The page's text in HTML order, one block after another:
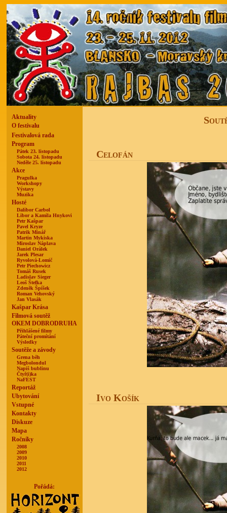
Aktuality
O festivalu
Festivalová rada
Program
Pátek 23. listopadu
Sobota 24. listopadu
Neděle 25. listopadu
Akce
Pragulka
Workshopy
Výstavy
Muzika
Hosté
Dalibor Carbol
Libor a Kamila Hnykovi
Petr Kašpar
Pavel Kryze
Patrik Minář
Martin Mykiska
Miroslav Náplava
Daniel Orálek
Jarek Plesar
Ryvolová-Lomič
Petr Piechowicz
Tomáš Rusek
Ladislav Sieger
Leoš Štefka
Zdeněk Špíšek
Roman Vehovský
Jan Vlasák
Kašpar Krása
Filmová soutěž
OKEM DOBRODRUHA
Přihlášené filmy
Páteční promítání
Výsledky
Soutěže a závody
Grena běh
Megbolondul
Napiš bublinu
Čtyř(i)ka
NaFEST
Reportáž
Ubytování
Vstupné
Kontakty
Diskuze
Mapa
Ročníky
2008
2009
2010
2011
2012
Pořádá:
Celofán
Ivo Košík